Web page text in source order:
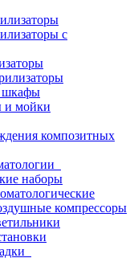
с
шкафы
и мойки
композитных
наборы
компрессоры